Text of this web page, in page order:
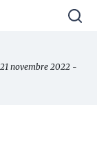
novembre 2022 -